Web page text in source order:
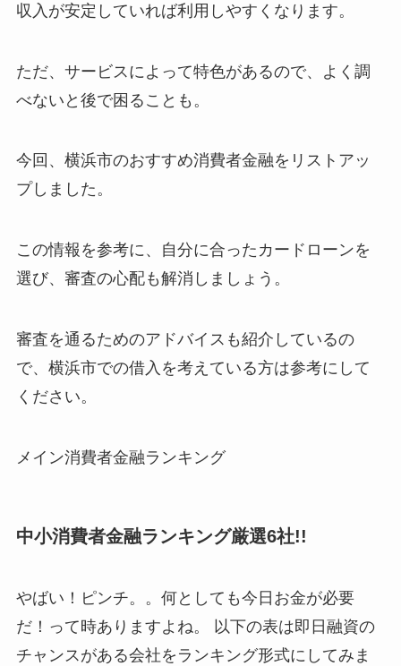
収入が安定していれば利用しやすくなります。
ただ、サービスによって特色があるので、よく調
べないと後で困ることも。
今回、横浜市のおすすめ消費者金融をリストアッ
プしました。
この情報を参考に、自分に合ったカードローンを
選び、審査の心配も解消しましょう。
審査を通るためのアドバイスも紹介しているの
で、横浜市での借入を考えている方は参考にして
ください。
メイン消費者金融ランキング
中小消費者金融ランキング厳選6社!!
やばい！ピンチ。。何としても今日お金が必要
だ！って時ありますよね。 以下の表は即日融資の
チャンスがある会社をランキング形式にしてみま